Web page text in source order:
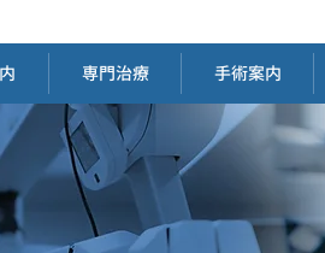
専門治療 手術案内